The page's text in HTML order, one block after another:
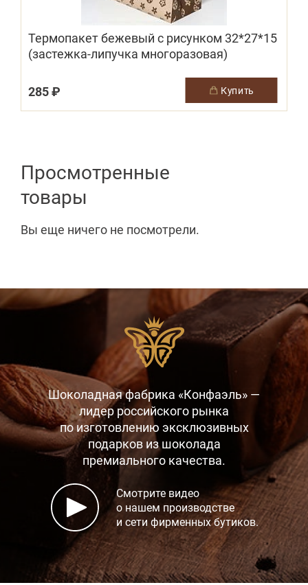
Термопакет бежевый с рисунком 32*27*15
(застежка-липучка многоразовая)
285 ₽ купить
Просмотренные
товары
Вы еще ничего не посмотрели.
Шоколадная фабрика «Конфаэль» —
лидер российского рынка
по изготовлению эксклюзивных
подарков из шоколада
премиального качества.
Смотрите видео
о нашем производстве
и сети фирменных бутиков.